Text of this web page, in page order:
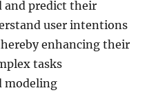
and predict their
user intentions
enhancing their
tasks
modeling